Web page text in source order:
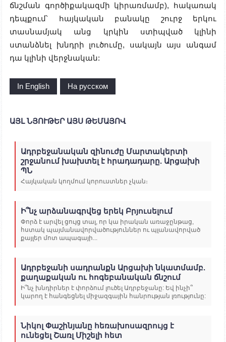
ճնշման գործիքակազմի կիրառմամբ), հակառակ
դեպքում՝ հայկական բանակը շուրջ երկու
տասնամյակ անց կրկին ստիպված կլինի
ստանձնել խնդրի լուծումը, սակայն այս անգամ
դա կլինի վերջնական:
In English На русском
ԱՅԼ ՆՅՈՒԹԵՐ ԱՅՍ ԹԵՄԱՅՈՎ
Ադրբեջանական զինուժը Մարտակերտի
շրջանում խախտել է հրադադարը. Արցախի
ՊՆ
Հայկական կողմում կորուստներ չկան։
Ի՞նչ արձանագրվեց երեկ Բրյուսելում
Փորձ է արվել ցույց տալ, որ կա իրական առաջընթաց,
հստակ պայմանավորվածություններ ու պլանավորված
քայլեր մոտ ապագայի...
Ադրբեջանի սադրանքն Արցախի նկատմամբ.
քաղաքական ու հոգեբանական ճնշում
Ի՞նչ խնդիրներ է փորձում լուծել Ադրբեջանը: Եվ ինչի՞
կարող է հանգեցնել միջազգային հանրության լռությունը:
Նիկոլ Փաշինյանը հեռախոսազրույց է
ունեցել Շառլ Միշելի հետ